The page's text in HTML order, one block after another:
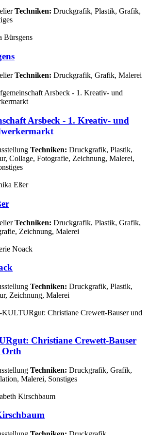
Techniken: Druckgrafik, Plastik, Grafik,
Techniken: Druckgrafik, Grafik, Malerei
Arsbeck - 1. Kreativ- und
Techniken: Druckgrafik, Plastik,
Collage, Fotografie, Zeichnung, Malerei,
Techniken: Druckgrafik, Plastik, Grafik,
Zeichnung, Malerei
Techniken: Druckgrafik, Plastik,
Zeichnung, Malerei
Christiane Crewett-Bauser
Orth
Techniken: Druckgrafik, Grafik,
Malerei, Sonstiges